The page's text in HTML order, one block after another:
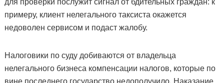
для проверки послужит сигнал от бдительных граждан: к
примеру, клиент нелегального таксиста окажется
недоволен сервисом и подаст жалобу.
Налоговики по суду добиваются от владельца
нелегального бизнеса компенсации налогов, которые по
вине последнего государство недополучило. Наказание